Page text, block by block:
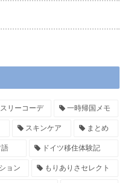
リーコーデ 一時帰国メモ
スキンケア まとめ
ドイツ移住体験記
ョン もりありさセレクト